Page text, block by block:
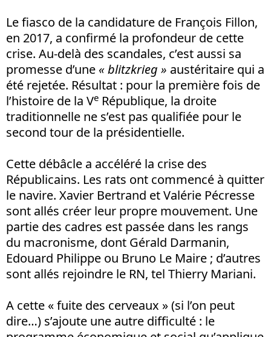
Le fiasco de la candidature de François Fillon,
en 2017, a confirmé la profondeur de cette
crise. Au-delà des scandales, c’est aussi sa
promesse d’une « blitzkrieg » austéritaire qui a
été rejetée. Résultat : pour la première fois de
l’histoire de la Ve République, la droite
traditionnelle ne s’est pas qualifiée pour le
second tour de la présidentielle.
Cette débâcle a accéléré la crise des
Républicains. Les rats ont commencé à quitter
le navire. Xavier Bertrand et Valérie Pécresse
sont allés créer leur propre mouvement. Une
partie des cadres est passée dans les rangs
du macronisme, dont Gérald Darmanin,
Edouard Philippe ou Bruno Le Maire ; d’autres
sont allés rejoindre le RN, tel Thierry Mariani.
A cette « fuite des cerveaux » (si l’on peut
dire…) s’ajoute une autre difficulté : le